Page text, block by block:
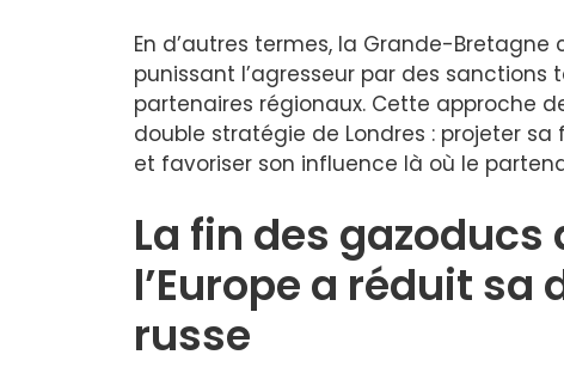
En d’autres termes, la Grande-
punissant l’agresseur par des
partenaires régionaux. Cette approche
double stratégie de Londres : projeter
et favoriser son influence là où le
La fin des
l’Europe a réduit
russe